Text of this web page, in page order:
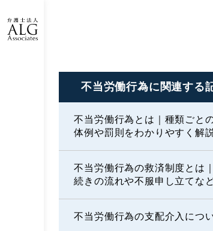
不当労働行為に 関連する
不当労働行為とは｜種類ごと
体例や罰則をわかりやすく解説
不当労働行為の救済制度とは
続きの流れや不服申し立てな
不当労働行為の支配介入につ